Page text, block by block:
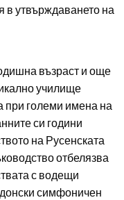
в утвърждаването на
възраст и още
училище
при големи имена на
си години
на Русенската
отбелязва
с водещи
симфоничен